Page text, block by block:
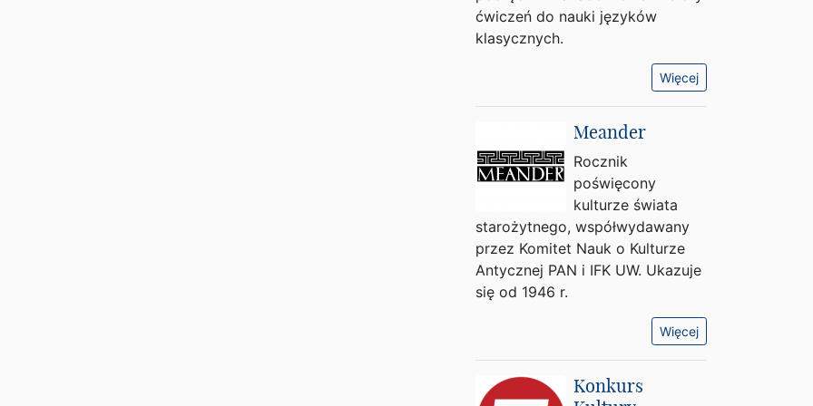
ćwiczeń do nauki języków
klasycznych.
Więcej
Meander
Rocznik
poświęcony
kulturze świata
starożytnego, współwydawany
przez Komitet Nauk o Kulturze
Antycznej PAN i IFK UW. Ukazuje
się od 1946 r.
Więcej
Konkurs